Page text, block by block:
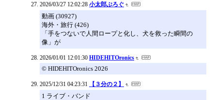
2026/03/27 12:02:28 小太郎ぶろぐ
動画 (30927)
海外・旅行 (426)
「手をつないで人間ロープと化し、犬を救った瞬間の
像」が
2026/01/01 12:01:30 HIDEHITOronics
© HIDEHITOronics 2026
2025/12/31 04:23:31 【３分の２】
1 ライブ・バンド